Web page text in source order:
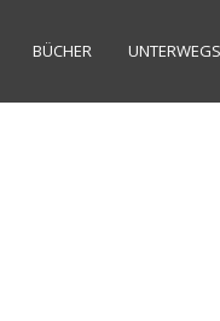
BÜCHER UNTERWEGS